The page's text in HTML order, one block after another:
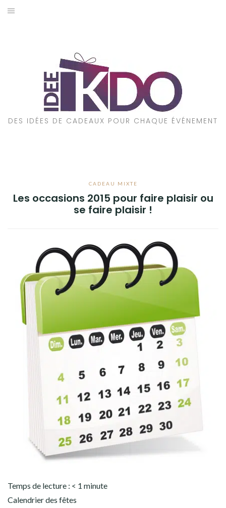
Aller
DES IDÉES DE CADEAUX POUR CHAQUE ÉVÉNEMENT
CADEAU MIXTE
Les occasions 2015 pour faire plaisir ou
se faire plaisir !
Temps de lecture : < 1 minute
Calendrier des fêtes
CADEAUX PAR STYLE
POUR QUI EST CE CADEAU ?
A PROPOS